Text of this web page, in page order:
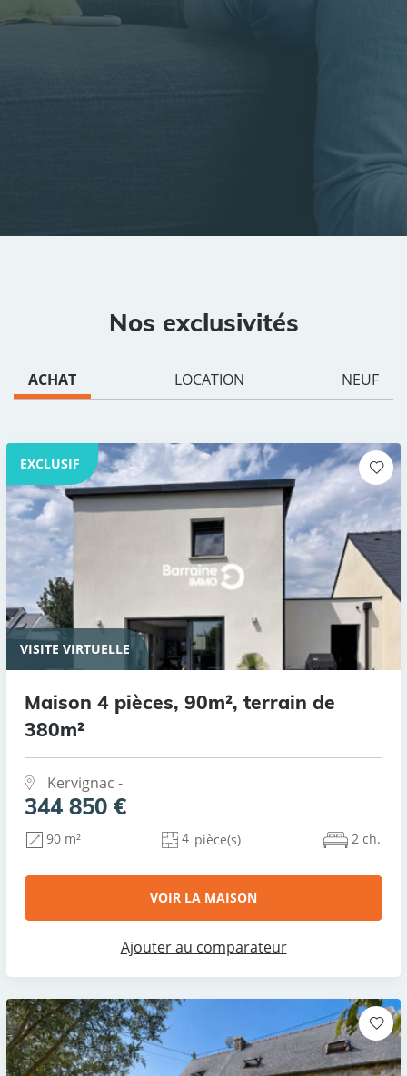
Nos exclusivités
ACHAT LOCATION NEUF
EXCLUSIF
VISITE VIRTUELLE
Maison 4 pièces, 90m², terrain de
380m²
Kervignac -
344 850 €
90 m² 4 pièce(s) 2 ch.
VOIR LA MAISON
Ajouter au comparateur